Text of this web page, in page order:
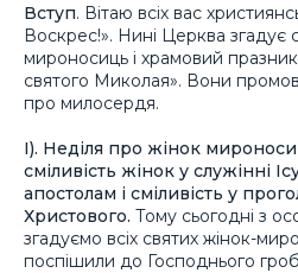
Вступ. Вітаю всіх вас
Воскрес!». Нині Церква згадує
мироносиць і храмовий
святого Миколая». Вони
про милосердя.
І). Неділя про жінок
сміливість жінок у служінні
апостолам і сміливість у
Христового. Тому сьогодні з
згадуємо всіх святих жінок-
поспішили до Господнього